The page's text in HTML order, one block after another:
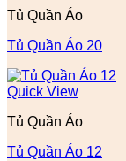
Tủ Quần Áo
Tủ Quần Áo 20
Quick View
Tủ Quần Áo
Tủ Quần Áo 12